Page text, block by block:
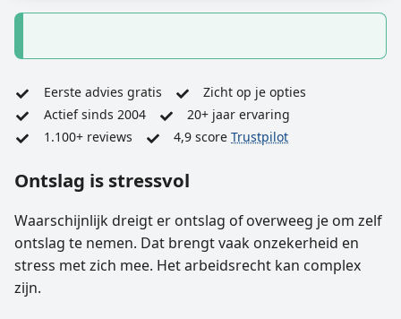
Eerste advies gratis
Zicht op je opties
Actief sinds 2004
20+ jaar ervaring
1.100+ reviews
4,9 scoreTrustpilot
Ontslag is stressvol
Waarschijnlijk dreigt er ontslag of overweeg je om zelf
ontslag te nemen. Dat brengt vaak onzekerheid en
stress met zich mee. Het arbeidsrecht kan complex
zijn.